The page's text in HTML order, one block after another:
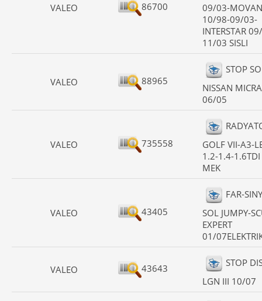
VALEO 86700
09/03-
10/98-09/03-
INTERSTAR
11/03 SISLI
VALEO 88965
STOP
NISSAN
06/05
VALEO 735558
GOLF VII-A3-
1.2-1.4-
MEK
VALEO 43405
FAR-
SOL JUMPY-
EXPERT
01/
VALEO 43643
STOP
LGN III 10/07